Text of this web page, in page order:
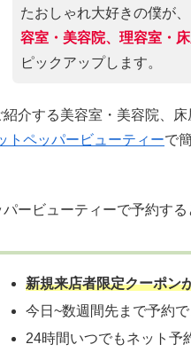
たおしゃれ大好きの僕が、
容室・美容院、理容室・
ピックアップします。
紹介する美容室・美容院、
トペッパービューティーで
ービューティーで予約する
新規来店者限定クーポン
今日~数週間先まで予約で
24時間いつでもネット予